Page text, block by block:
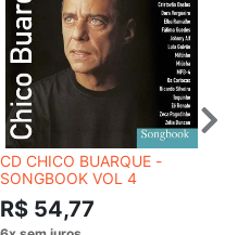
CD CHICO BUARQUE -
SONGBOOK VOL 4
R$ 54,77